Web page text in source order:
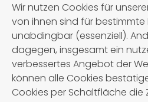
Weitere
Wir nutzen Cookies für
von ihnen sind für bestimmte
unabdingbar (essenziell).
dagegen, insgesamt ein
verbessertes Angebot der
können alle Cookies
Cookies per Schaltfläche die